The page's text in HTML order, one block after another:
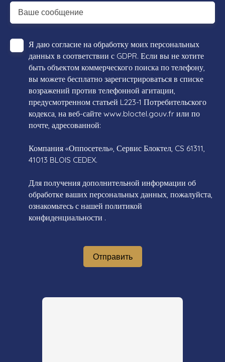
Ваше сообщение
Я даю согласие на обработку моих персональных
данных в соответствии с GDPR. Если вы не хотите
быть объектом коммерческого поиска по телефону,
вы можете бесплатно зарегистрироваться в списке
возражений против телефонной агитации,
предусмотренном статьей L223-1 Потребительского
кодекса, на веб-сайте www.bloctel.gouv.fr или по
почте, адресованной:
Компания «Оппосетель», Сервис Блоктел, CS 61311,
41013 BLOIS CEDEX.
Для получения дополнительной информации об
обработке ваших персональных данных, пожалуйста,
ознакомьтесь с нашей политикой
конфиденциальности .
Отправить